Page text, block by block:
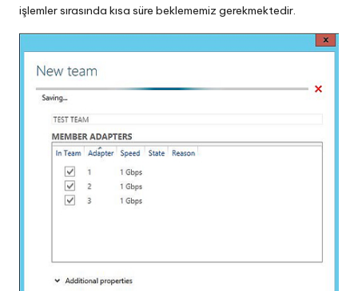
işlemler sırasında kısa süre beklememiz gerekmektedir.